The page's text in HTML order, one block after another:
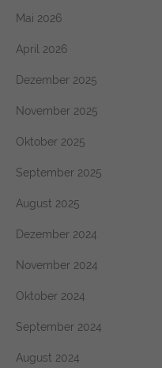
Mai 2026
April 2026
Dezember 2025
November 2025
Oktober 2025
September 2025
August 2025
Dezember 2024
November 2024
Oktober 2024
September 2024
August 2024